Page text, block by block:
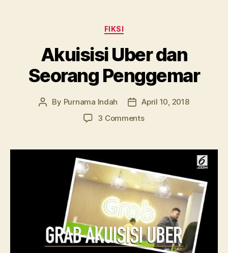
Categories
FIKSI
Akuisisi Uber dan
Seorang Penggemar
Post
By Purnama Indah
PostApril 10, 2018
3 Commentson
dan
Penggemar